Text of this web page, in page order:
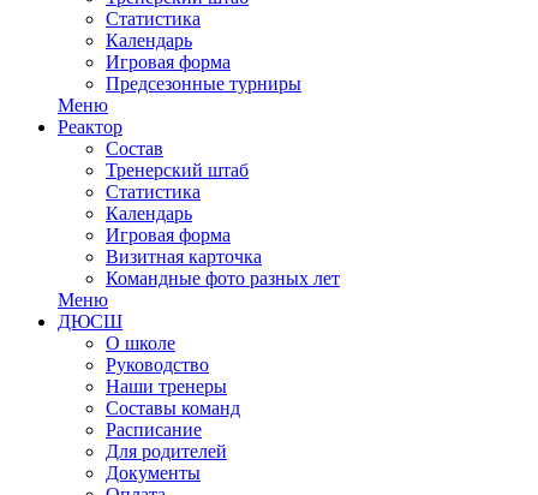
Статистика
Календарь
Игровая форма
Предсезонные турниры
Меню
Реактор
Состав
Тренерский штаб
Статистика
Календарь
Игровая форма
Визитная карточка
Командные фото разных лет
Меню
ДЮСШ
О школе
Руководство
Наши тренеры
Составы команд
Расписание
Для родителей
Документы